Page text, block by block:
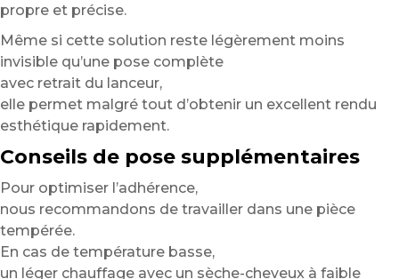
propre et précise.
Même si cette solution reste légèrement moins
invisible qu’une pose complète
avec retrait du lanceur,
elle permet malgré tout d’obtenir un excellent rendu
esthétique rapidement.
Conseils de pose supplémentaires
Pour optimiser l’adhérence,
nous recommandons de travailler dans une pièce
tempérée.
En cas de température basse,
un léger chauffage avec un sèche-cheveux à faible